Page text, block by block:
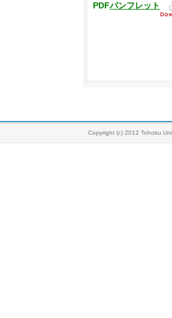
PDFパンフレット
Copyright (c) 2012 Tohoku